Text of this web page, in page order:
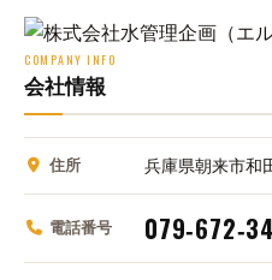
COMPANY INFO
会社情報
住所 兵庫県朝来市和
電話番号